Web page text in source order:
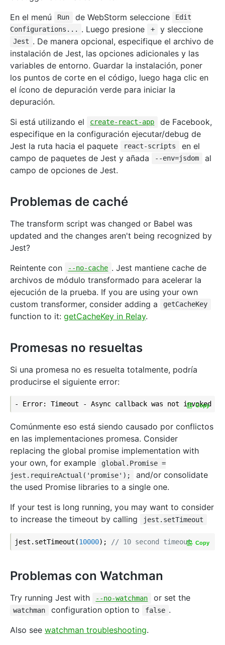
En el menú
Run de WebStorm seleccione
Edit
Configurations...
. Luego presione + y sleccione
Jest . De manera opcional, especifique el archivo de
instalación de Jest, las opciones adicionales y las
variables de entorno. Guardar la instalación, poner
los puntos de corte en el código, luego haga clic en
el ícono de depuración verde para iniciar la
depuración.
Si está utilizando el
create-react-app
de Facebook,
especifique en la configuración ejecutar/debug de
Jest la ruta hacia el paquete
react-scripts
en el
campo de paquetes de Jest y añada
--env=jsdom
al
campo de opciones de Jest.
Problemas de caché
The transform script was changed or Babel was
updated and the changes aren't being recognized by
Jest?
Reintente con
--no-cache . Jest mantiene cache de
archivos de módulo transformado para acelerar la
ejecución de la prueba. If you are using your own
custom transformer, consider adding a
getCacheKey
function to it: getCacheKey in Relay.
Promesas no resueltas
Si una promesa no es resuelta totalmente, podría
producirse el siguiente error:
Copy
Comúnmente eso está siendo causado por conflictos
en las implementaciones promesa. Consider
replacing the global promise implementation with
your own, for example
global.Promise =
jest.requireActual('promise');
and/or consolidate
the used Promise libraries to a single one.
If your test is long running, you may want to consider
to increase the timeout by calling
jest.setTimeout
jest.setTimeout(10000); // 10 second timeout Copy
Problemas con Watchman
Try running Jest with --no-watchman or set the
watchman configuration option to false .
Also see watchman troubleshooting.